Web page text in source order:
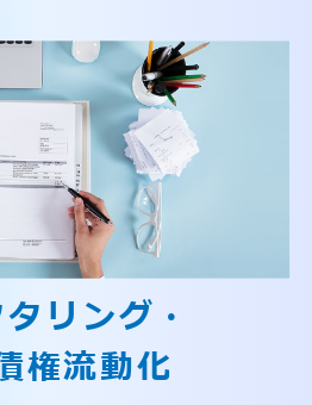
リング・
権流動化